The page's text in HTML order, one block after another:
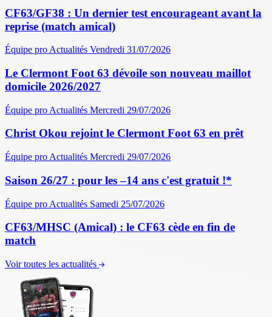
CF63/GF38 : Un dernier test encourageant avant la
reprise (match amical)
Équipe pro Actualités Vendredi 31/07/2026
Le Clermont Foot 63 dévoile son nouveau maillot
domicile 2026/2027
Équipe pro Actualités Mercredi 29/07/2026
Christ Okou rejoint le Clermont Foot 63 en prêt
Équipe pro Actualités Mercredi 29/07/2026
Saison 26/27 : pour les –14 ans c'est gratuit !*
Équipe pro Actualités Samedi 25/07/2026
CF63/MHSC (Amical) : le CF63 cède en fin de
match
Voir toutes les actualités